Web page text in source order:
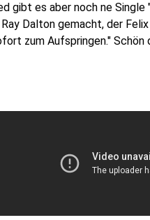
gibt es aber noch ne
Dalton gemacht, der
zum Aufspringen."